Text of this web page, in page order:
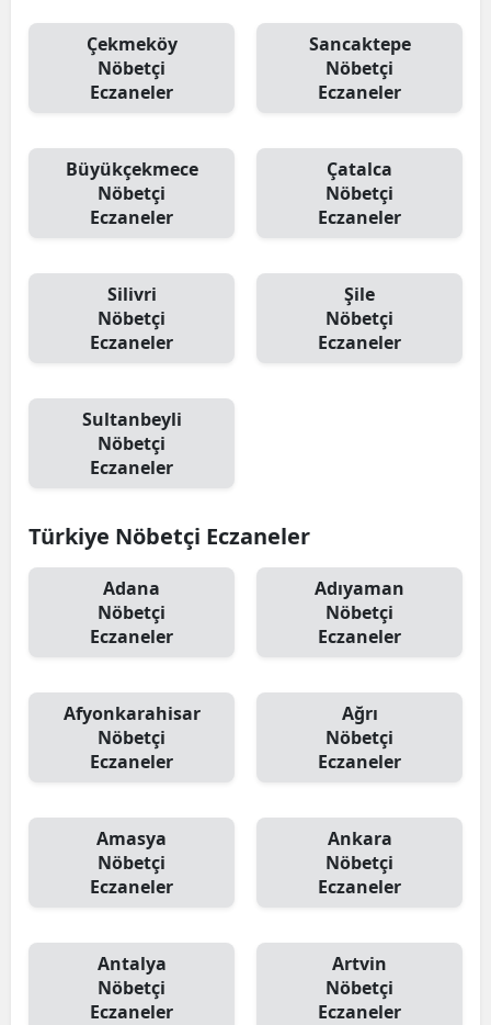
Çekmeköy
Nöbetçi
Eczaneler
Sancaktepe
Nöbetçi
Eczaneler
Büyükçekmece
Nöbetçi
Eczaneler
Çatalca
Nöbetçi
Eczaneler
Silivri
Nöbetçi
Eczaneler
Şile
Nöbetçi
Eczaneler
Sultanbeyli
Nöbetçi
Eczaneler
Türkiye Nöbetçi Eczaneler
Adana
Nöbetçi
Eczaneler
Adıyaman
Nöbetçi
Eczaneler
Afyonkarahisar
Nöbetçi
Eczaneler
Ağrı
Nöbetçi
Eczaneler
Amasya
Nöbetçi
Eczaneler
Ankara
Nöbetçi
Eczaneler
Antalya
Nöbetçi
Eczaneler
Artvin
Nöbetçi
Eczaneler